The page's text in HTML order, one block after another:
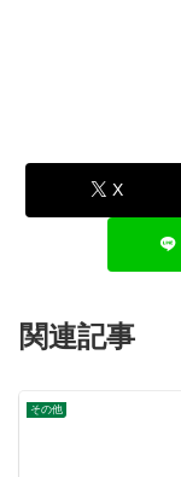
X
関連記事
その他